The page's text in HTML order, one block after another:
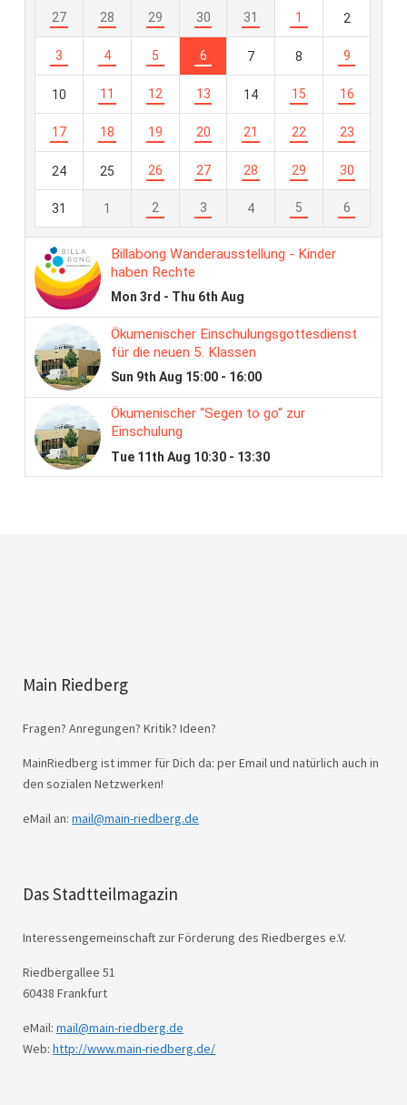
Main Riedberg
Fragen? Anregungen? Kritik? Ideen?
MainRiedberg ist immer für Dich da: per Email und natürlich auch in
den sozialen Netzwerken!
eMail an: mail@main-riedberg.de
Das Stadtteilmagazin
Interessengemeinschaft zur Förderung des Riedberges e.V.
Riedbergallee 51
60438 Frankfurt
eMail: mail@main-riedberg.de
Web: http://www.main-riedberg.de/